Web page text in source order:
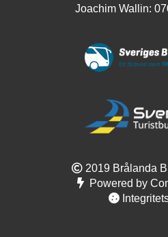
Joachim Wallin:
2019 Brålanda
Powered by